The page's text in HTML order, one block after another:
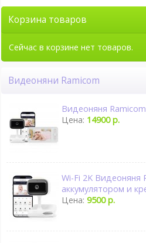
Корзина товаров
Сейчас в корзине нет товаров.
Видеоняни Ramicom
Видеоняня
Цена: 14900 р.
Wi-Fi 2K Видеоняня
аккумулятором и
Цена:9500 р.